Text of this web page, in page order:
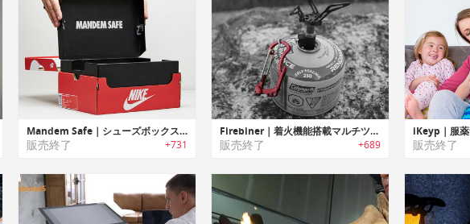
Mandem Safe｜シューズボックスに取り付けるセーフティーボックス「マンデムセーフ」
販売終了 +731
Firebiner｜着火機能搭載マルチツール付きカラビナ「ファイヤービナ」
販売終了 +689 販売終了